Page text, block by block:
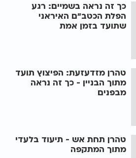
כך זה נראה בשמיים: רגע
הפלת הכטב"ם האיראני
שתועד בזמן אמת
טהרן מזדעזעת: הפיצוץ תועד
מתוך הבניין - כך זה נראה
מבפנים
טהרן תחת אש - תיעוד בלעדי
מתוך המתקפה